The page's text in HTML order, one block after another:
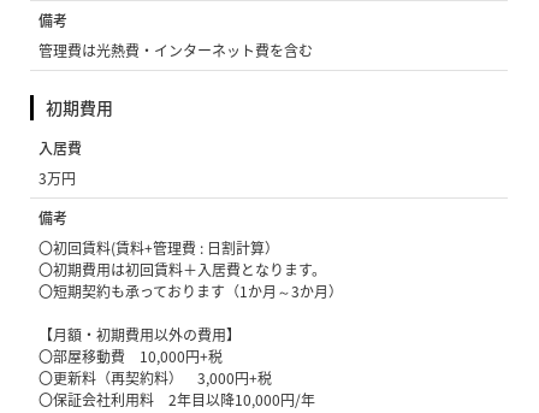
備考
管理費は光熱費・インターネット費を含む
初期費用
入居費
3万円
備考
〇初回賃料(賃料+管理費 : 日割計算）
〇初期費用は初回賃料＋入居費となります。
〇短期契約も承っております（1か月～3か月）
【月額・初期費用以外の費用】
〇部屋移動費 10,000円+税
〇更新料（再契約料） 3,000円+税
〇保証会社利用料 2年目以降10,000円/年